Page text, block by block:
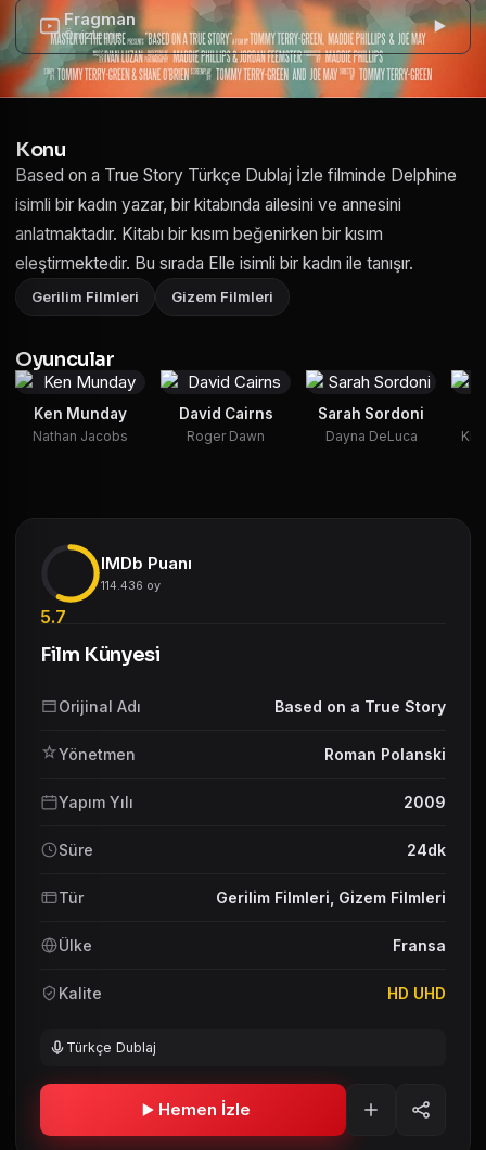
Fragman
Önizleme
Konu
Based on a True Story Türkçe Dublaj İzle filminde Delphine
isimli bir kadın yazar, bir kitabında ailesini ve annesini
anlatmaktadır. Kitabı bir kısım beğenirken bir kısım
eleştirmektedir. Bu sırada Elle isimli bir kadın ile tanışır.
Gerilim Filmleri Gizem Filmleri
Oyuncular
Ken Munday
Nathan Jacobs
David Cairns
Roger Dawn
Sarah Sordoni
Dayna DeLuca
5.7
IMDb Puanı
114.436 oy
Film Künyesi
Orijinal Adı Based on a True Story
Yönetmen Roman Polanski
Yapım Yılı 2009
Süre 24dk
Tür Gerilim Filmleri Gizem Filmleri
Ülke Fransa
Kalite HD UHD
Türkçe Dublaj
Hemen İzle